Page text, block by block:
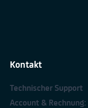
Kontakt
Technischer Support
Account & Rechnung: